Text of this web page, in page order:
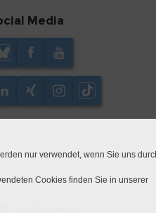
Media
nur verwendet, wenn Sie uns
Cookies finden Sie in unserer